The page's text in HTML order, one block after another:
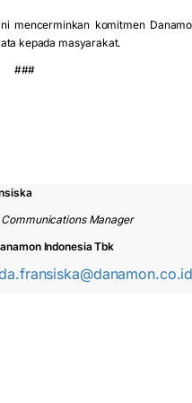
mencerminkan komitmen
kepada masyarakat.
###
Manager
Indonesia Tbk